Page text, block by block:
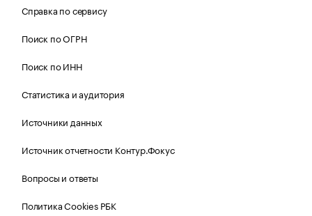
Справка по сервису
Поиск по ОГРН
Поиск по ИНН
Статистика и аудитория
Источники данных
Источник отчетности Контур.Фокус
Вопросы и ответы
Политика Cookies РБК